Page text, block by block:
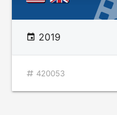
2019
420053